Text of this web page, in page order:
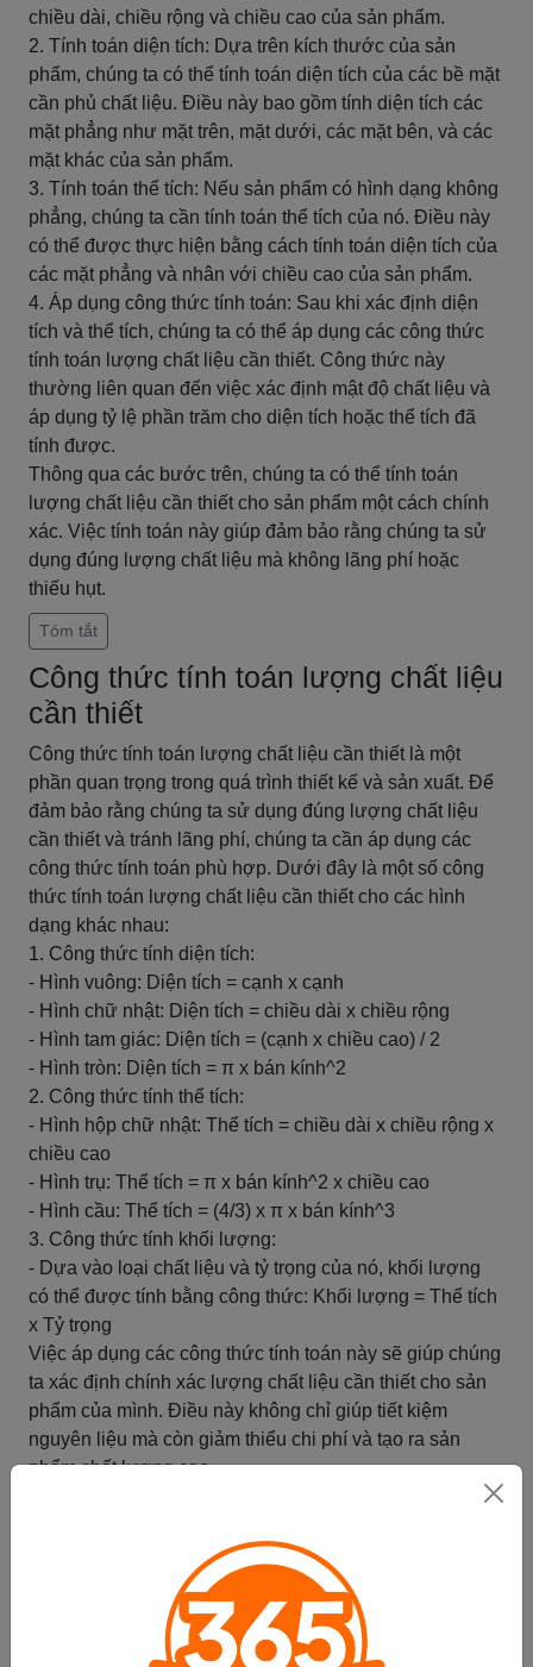
chiều dài, chiều rộng và chiều cao của sản phẩm.
2. Tính toán diện tích: Dựa trên kích thước của sản
phẩm, chúng ta có thể tính toán diện tích của các bề mặt
cần phủ chất liệu. Điều này bao gồm tính diện tích các
mặt phẳng như mặt trên, mặt dưới, các mặt bên, và các
mặt khác của sản phẩm.
3. Tính toán thể tích: Nếu sản phẩm có hình dạng không
phẳng, chúng ta cần tính toán thể tích của nó. Điều này
có thể được thực hiện bằng cách tính toán diện tích của
các mặt phẳng và nhân với chiều cao của sản phẩm.
4. Áp dụng công thức tính toán: Sau khi xác định diện
tích và thể tích, chúng ta có thể áp dụng các công thức
tính toán lượng chất liệu cần thiết. Công thức này
thường liên quan đến việc xác định mật độ chất liệu và
áp dụng tỷ lệ phần trăm cho diện tích hoặc thể tích đã
tính được.
Thông qua các bước trên, chúng ta có thể tính toán
lượng chất liệu cần thiết cho sản phẩm một cách chính
xác. Việc tính toán này giúp đảm bảo rằng chúng ta sử
dụng đúng lượng chất liệu mà không lãng phí hoặc
thiếu hụt.
Tóm tắt
Công thức tính toán lượng chất liệu
cần thiết
Công thức tính toán lượng chất liệu cần thiết là một
phần quan trọng trong quá trình thiết kế và sản xuất. Để
đảm bảo rằng chúng ta sử dụng đúng lượng chất liệu
cần thiết và tránh lãng phí, chúng ta cần áp dụng các
công thức tính toán phù hợp. Dưới đây là một số công
thức tính toán lượng chất liệu cần thiết cho các hình
dạng khác nhau:
1. Công thức tính diện tích:
- Hình vuông: Diện tích = cạnh x cạnh
- Hình chữ nhật: Diện tích = chiều dài x chiều rộng
- Hình tam giác: Diện tích = (cạnh x chiều cao) / 2
- Hình tròn: Diện tích = π x bán kính^2
2. Công thức tính thể tích:
- Hình hộp chữ nhật: Thể tích = chiều dài x chiều rộng x
chiều cao
- Hình trụ: Thể tích = π x bán kính^2 x chiều cao
- Hình cầu: Thể tích = (4/3) x π x bán kính^3
3. Công thức tính khối lượng:
- Dựa vào loại chất liệu và tỷ trọng của nó, khối lượng
có thể được tính bằng công thức: Khối lượng = Thể tích
x Tỷ trọng
Việc áp dụng các công thức tính toán này sẽ giúp chúng
ta xác định chính xác lượng chất liệu cần thiết cho sản
phẩm của mình. Điều này không chỉ giúp tiết kiệm
nguyên liệu mà còn giảm thiểu chi phí và tạo ra sản
phẩm chất lượng cao.
Ứng dụng của cách tính lượng chất
liệu cần thiết
Ứng dụng của cách tính lượng chất liệu cần thiết: Đưa
ra các ví dụ về việc áp dụng cách tính lượng chất liệu